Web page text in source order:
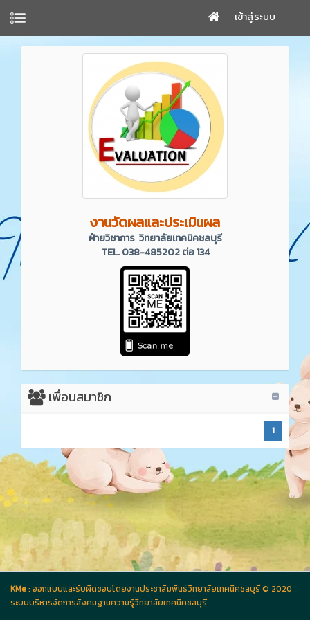
เข้าสู่ระบบ
งานวัดผลและประเมินผล
ฝ่ายวิชาการ วิทยาลัยเทคนิคชลบุรี
TEL. 038-485202 ต่อ 134
เพื่อนสมาชิก
1
KMe: ออกแบบและรับผิดชอบโดยงานประชาสัมพันธ์วิทยาลัยเทคนิคชลบุรี © 2020
ระบบบริหารจัดการสังคมฐานความรู้วิทยาลัยเทคนิคชลบุรี